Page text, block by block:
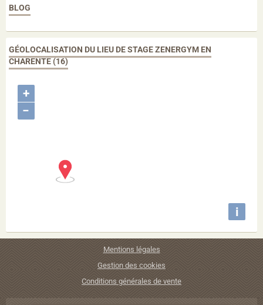
BLOG
GÉOLOCALISATION DU LIEU DE STAGE ZENERGYM EN
CHARENTE (16)
+
−
i
Mentions légales
Gestion des cookies
Conditions générales de vente